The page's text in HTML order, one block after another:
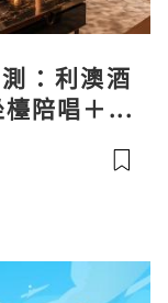
：利澳酒
陪唱＋水